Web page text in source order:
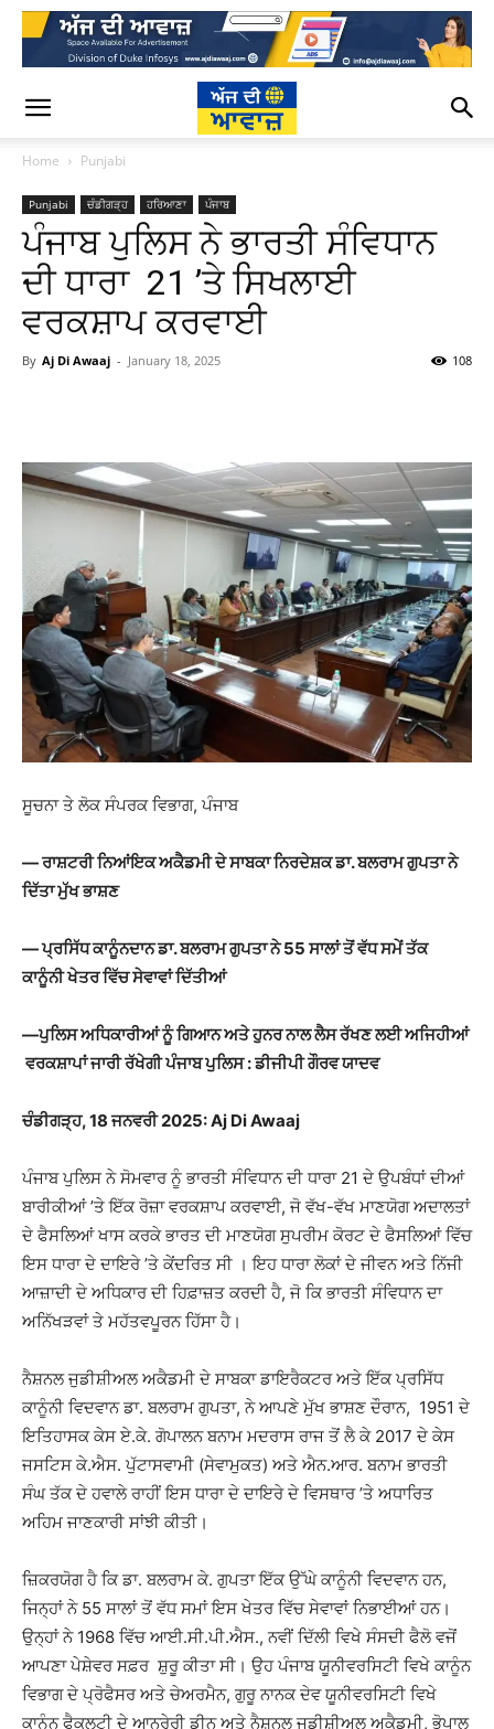
Home Punjabi
Punjabi ਚੰਡੀਗੜ੍ਹ ਹਰਿਆਣਾ ਪੰਜਾਬ
ਪੰਜਾਬ ਪੁਲਿਸ ਨੇ ਭਾਰਤੀ ਸੰਵਿਧਾਨ
ਦੀ ਧਾਰਾ 21 ’ਤੇ ਸਿਖਲਾਈ
ਵਰਕਸ਼ਾਪ ਕਰਵਾਈ
By Aj Di Awaaj - January 18, 2025 108
ਸੂਚਨਾ ਤੇ ਲੋਕ ਸੰਪਰਕ ਵਿਭਾਗ, ਪੰਜਾਬ
— ਰਾਸ਼ਟਰੀ ਨਿਆਂਇਕ ਅਕੈਡਮੀ ਦੇ ਸਾਬਕਾ ਨਿਰਦੇਸ਼ਕ ਡਾ. ਬਲਰਾਮ ਗੁਪਤਾ ਨੇ
ਦਿੱਤਾ ਮੁੱਖ ਭਾਸ਼ਣ
— ਪ੍ਰਸਿੱਧ ਕਾਨੂੰਨਦਾਨ ਡਾ. ਬਲਰਾਮ ਗੁਪਤਾ ਨੇ 55 ਸਾਲਾਂ ਤੋਂ ਵੱਧ ਸਮੇਂ ਤੱਕ
ਕਾਨੂੰਨੀ ਖੇਤਰ ਵਿੱਚ ਸੇਵਾਵਾਂ ਦਿੱਤੀਆਂ
—ਪੁਲਿਸ ਅਧਿਕਾਰੀਆਂ ਨੂੰ ਗਿਆਨ ਅਤੇ ਹੁਨਰ ਨਾਲ ਲੈਸ ਰੱਖਣ ਲਈ ਅਜਿਹੀਆਂ
ਵਰਕਸ਼ਾਪਾਂ ਜਾਰੀ ਰੱਖੇਗੀ ਪੰਜਾਬ ਪੁਲਿਸ : ਡੀਜੀਪੀ ਗੌਰਵ ਯਾਦਵ
ਚੰਡੀਗੜ੍ਹ, 18 ਜਨਵਰੀ 2025: Aj Di Awaaj
ਪੰਜਾਬ ਪੁਲਿਸ ਨੇ ਸੋਮਵਾਰ ਨੂੰ ਭਾਰਤੀ ਸੰਵਿਧਾਨ ਦੀ ਧਾਰਾ 21 ਦੇ ਉਪਬੰਧਾਂ ਦੀਆਂ
ਬਾਰੀਕੀਆਂ ’ਤੇ ਇੱਕ ਰੋਜ਼ਾ ਵਰਕਸ਼ਾਪ ਕਰਵਾਈ, ਜੋ ਵੱਖ-ਵੱਖ ਮਾਣਯੋਗ ਅਦਾਲਤਾਂ
ਦੇ ਫੈਸਲਿਆਂ ਖਾਸ ਕਰਕੇ ਭਾਰਤ ਦੀ ਮਾਣਯੋਗ ਸੁਪਰੀਮ ਕੋਰਟ ਦੇ ਫੈਸਲਿਆਂ ਵਿੱਚ
ਇਸ ਧਾਰਾ ਦੇ ਦਾਇਰੇ ’ਤੇ ਕੇਂਦਰਿਤ ਸੀ । ਇਹ ਧਾਰਾ ਲੋਕਾਂ ਦੇ ਜੀਵਨ ਅਤੇ ਨਿੱਜੀ
ਆਜ਼ਾਦੀ ਦੇ ਅਧਿਕਾਰ ਦੀ ਹਿਫ਼ਾਜ਼ਤ ਕਰਦੀ ਹੈ, ਜੋ ਕਿ ਭਾਰਤੀ ਸੰਵਿਧਾਨ ਦਾ
ਅਨਿੱਖੜਵਾਂ ਤੇ ਮਹੱਤਵਪੂਰਨ ਹਿੱਸਾ ਹੈ।
ਨੈਸ਼ਨਲ ਜੁਡੀਸ਼ੀਅਲ ਅਕੈਡਮੀ ਦੇ ਸਾਬਕਾ ਡਾਇਰੈਕਟਰ ਅਤੇ ਇੱਕ ਪ੍ਰਸਿੱਧ
ਕਾਨੂੰਨੀ ਵਿਦਵਾਨ ਡਾ. ਬਲਰਾਮ ਗੁਪਤਾ, ਨੇ ਆਪਣੇ ਮੁੱਖ ਭਾਸ਼ਣ ਦੌਰਾਨ, 1951 ਦੇ
ਇਤਿਹਾਸਕ ਕੇਸ ਏ.ਕੇ. ਗੋਪਾਲਨ ਬਨਾਮ ਮਦਰਾਸ ਰਾਜ ਤੋਂ ਲੈ ਕੇ 2017 ਦੇ ਕੇਸ
ਜਸਟਿਸ ਕੇ.ਐਸ. ਪੁੱਟਾਸਵਾਮੀ (ਸੇਵਾਮੁਕਤ) ਅਤੇ ਐਨ.ਆਰ. ਬਨਾਮ ਭਾਰਤੀ
ਸੰਘ ਤੱਕ ਦੇ ਹਵਾਲੇ ਰਾਹੀਂ ਇਸ ਧਾਰਾ ਦੇ ਦਾਇਰੇ ਦੇ ਵਿਸਥਾਰ ’ਤੇ ਅਧਾਰਿਤ
ਅਹਿਮ ਜਾਣਕਾਰੀ ਸਾਂਝੀ ਕੀਤੀ।
ਜ਼ਿਕਰਯੋਗ ਹੈ ਕਿ ਡਾ. ਬਲਰਾਮ ਕੇ. ਗੁਪਤਾ ਇੱਕ ਉੱਘੇ ਕਾਨੂੰਨੀ ਵਿਦਵਾਨ ਹਨ,
ਜਿਨ੍ਹਾਂ ਨੇ 55 ਸਾਲਾਂ ਤੋਂ ਵੱਧ ਸਮਾਂ ਇਸ ਖੇਤਰ ਵਿੱਚ ਸੇਵਾਵਾਂ ਨਿਭਾਈਆਂ ਹਨ।
ਉਨ੍ਹਾਂ ਨੇ 1968 ਵਿੱਚ ਆਈ.ਸੀ.ਪੀ.ਐਸ., ਨਵੀਂ ਦਿੱਲੀ ਵਿਖੇ ਸੰਸਦੀ ਫੈਲੋ ਵਜੋਂ
ਆਪਣਾ ਪੇਸ਼ੇਵਰ ਸਫ਼ਰ ਸ਼ੁਰੂ ਕੀਤਾ ਸੀ। ਉਹ ਪੰਜਾਬ ਯੂਨੀਵਰਸਿਟੀ ਵਿਖੇ ਕਾਨੂੰਨ
ਵਿਭਾਗ ਦੇ ਪ੍ਰੋਫੈਸਰ ਅਤੇ ਚੇਅਰਮੈਨ, ਗੁਰੂ ਨਾਨਕ ਦੇਵ ਯੂਨੀਵਰਸਿਟੀ ਵਿਖੇ
ਕਾਨੂੰਨ ਫੈਕਲਟੀ ਦੇ ਆਨਰੇਰੀ ਡੀਨ ਅਤੇ ਨੈਸ਼ਨਲ ਜੁਡੀਸ਼ੀਅਲ ਅਕੈਡਮੀ, ਭੋਪਾਲ